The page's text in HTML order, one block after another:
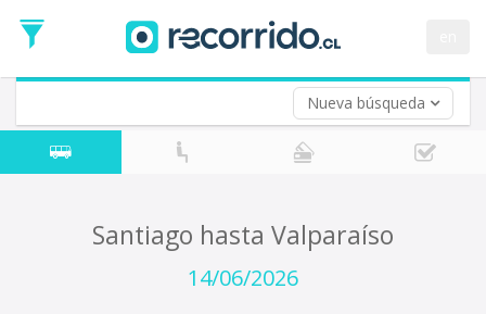
Nueva búsqueda
de
Ida
Vuelta (opcional)
Fecha
de
Santiago hasta Valparaíso
14/06/2026